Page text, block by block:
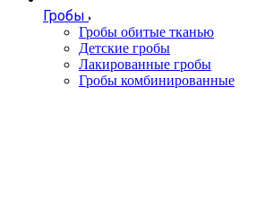
Гробы
Гробы обитые тканью
Детские гробы
Лакированные гробы
Гробы комбинированные